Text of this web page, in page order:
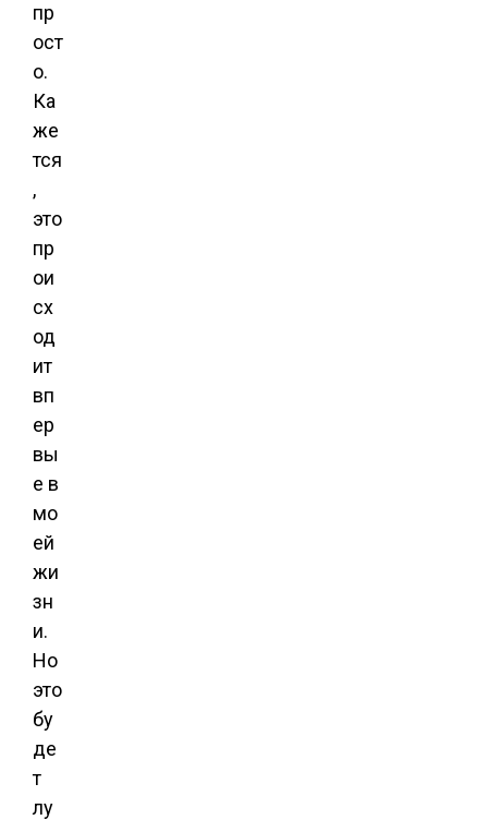
пр
ост
о.
Ка
же
тся
,
это
пр
ои
сх
од
ит
вп
ер
вы
е в
мо
ей
жи
зн
и.
Но
это
бу
де
т
лу